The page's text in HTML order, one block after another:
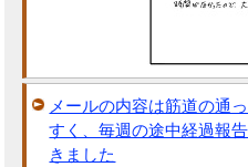
メールの内容は筋道の通
すく、毎週の途中経過報
きました